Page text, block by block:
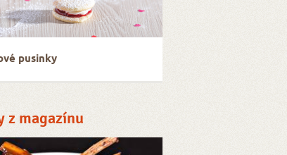
pusinky
z magazínu